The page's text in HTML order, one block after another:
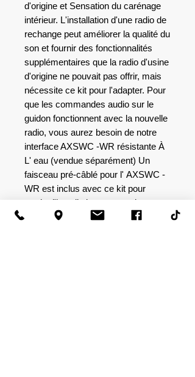
d'origine et Sensation du carénage
intérieur. L'installation d'une radio de
rechange peut améliorer la qualité du
son et fournir des fonctionnalités
supplémentaires que la radio d'usine
d'origine ne pouvait pas offrir, mais
nécessite ce kit pour l'adapter. Pour
que les commandes audio sur le
guidon fonctionnent avec la nouvelle
radio, vous aurez besoin de notre
interface AXSWC -WR résistante À
L' eau (vendue séparément) Un
faisceau pré-câblé pour l' AXSWC -
WR est inclus avec ce kit pour
rendre l'installation encore plus